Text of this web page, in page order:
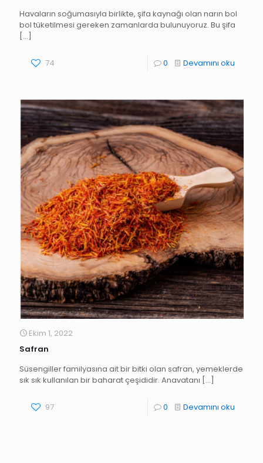
Havaların soğumasıyla birlikte, şifa kaynağı olan narın bol
bol tüketilmesi gereken zamanlarda bulunuyoruz. Bu şifa
[…]
74 0 Devamını oku
Ekim 1, 2022
Safran
Süsengiller familyasına ait bir bitki olan safran, yemeklerde
sık sık kullanılan bir baharat çeşididir. Anavatanı […]
97 0 Devamını oku